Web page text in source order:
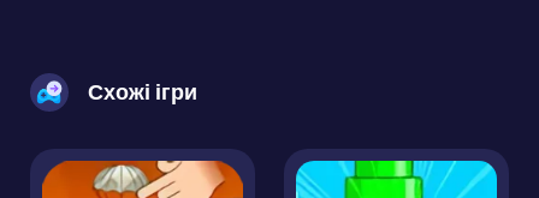
Схожі ігри